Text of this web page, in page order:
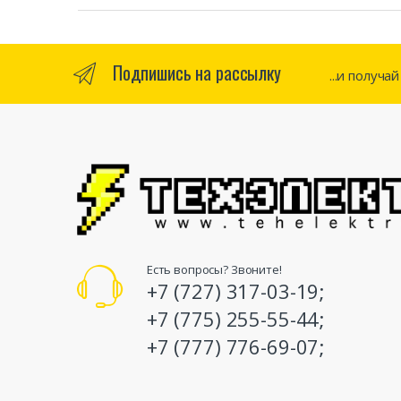
Подпишись на рассылку ...и получай
Есть вопросы? Звоните!
+7 (727) 317-03-19;
+7 (775) 255-55-44;
+7 (777) 776-69-07;